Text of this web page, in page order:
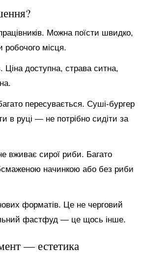
Можна поїсти швидко,
місця.
Ціна доступна, страва ситна,
пересувається. Суші-бургер
в руці — не потрібно сидіти за
вживає сирої риби. Багато
начинкою або без риби
форматів. Це не черговий
фастфуд — це щось інше.
— естетика